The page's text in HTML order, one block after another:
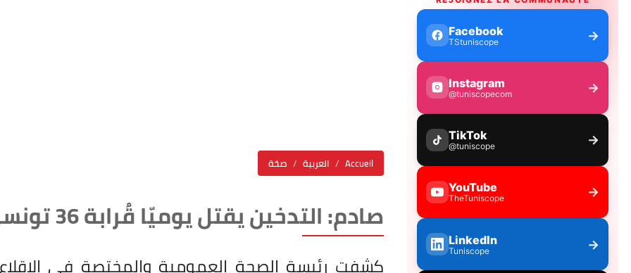
صحّة العربية Accueil
صادم: التدخين يقتل يوميّا قُرابة 36 تونسي
كشفت رئيسة الصحة العمومية والمختصة في الإقلاع